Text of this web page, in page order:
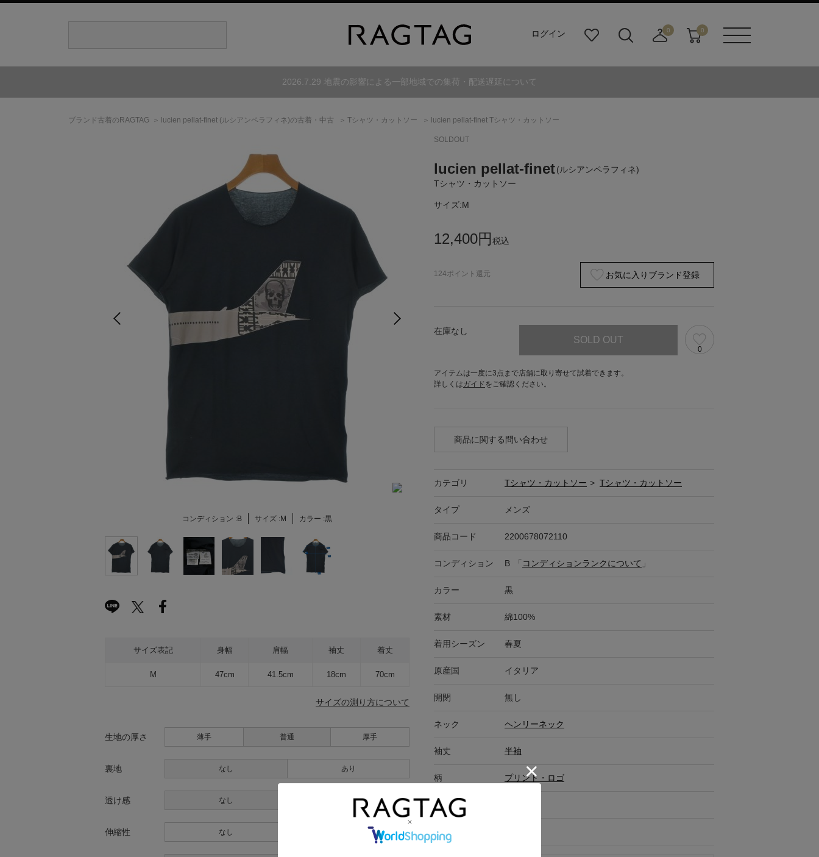
ログイン
り
ダ
0
寄
0
2026.7.29 地震の影響による一部地域での集荷・配送遅延について
ブランド古着のRAGTAG lucien pellat-finet (ルシアンペラフィネ)の古着・中古 Tシャツ・カットソー lucien pellat-finet Tシャツ・カットソー
コンディション :B サイズ :M カラー :黒
サイズ表記 身幅 肩幅 袖丈 着丈
M 47cm 41.5cm 18cm 70cm
サイズの測り方について
生地の厚さ 薄手 普通 厚手
裏地 なし あり
透け感 なし あり
伸縮性 なし
SOLDOUT
lucien pellat-finet(ルシアンペラフィネ)
Tシャツ・カットソー
サイズ:M
12,400円税込
124ポイント還元 お気に入りブランド登録
在庫なし
SOLD OUT
0
アイテムは一度に3点まで店舗に取り寄せて試着できます。
詳しくはガイド をご確認ください。
商品に関する問い合わせ
カテゴリ Tシャツ・カットソー > Tシャツ・カットソー
タイプ メンズ
商品コード 2200678072110
コンディション B 「 コンディションランクについて 」
カラー 黒
素材 綿100%
着用シーズン 春夏
原産国 イタリア
開閉 無し
ネック ヘンリーネック
袖丈 半袖
柄 プリント・ロゴ
ポケット有無
在庫店舗